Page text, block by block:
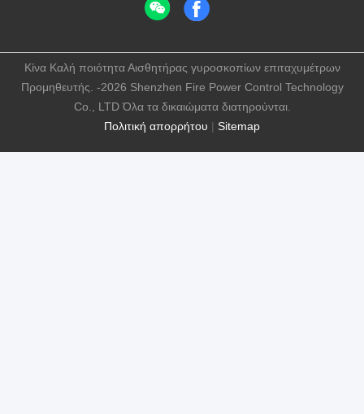
Πολιτική απορρήτου | Sitemap
Κίνα Καλή ποιότητα Αισθητήρας γυροσκοπίων επιταχυμέτρων
Προμηθευτής. -2026 Shenzhen Fire Power Control Technology
Co., LTD Όλα τα δικαιώματα διατηρούνται.